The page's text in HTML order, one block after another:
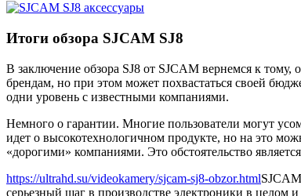
Итоги обзора SJCAM SJ8
В заключение обзора SJ8 от SJCAM вернемся к
брендам, но при этом может похвастаться своей
одни уровень с известными компаниями.
Немного о гарантии. Многие пользователи могут
идет о высокотехнологичном продукте, но на это
«дорогими» компаниями. Это обстоятельство
https://ultrahd.su/videokamery/sjcam-sj8-obzor.html
серьезный шаг в производстве электроники в